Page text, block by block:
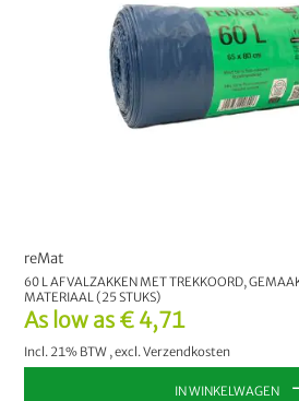
As low as € 4,71
Incl. 21% BTW ,excl.Verzendkosten
reMat
60 L AFVALZAKKEN MET TREKKOORD,
MATERIAAL (25 STUKS)
IN WINKELWAGEN